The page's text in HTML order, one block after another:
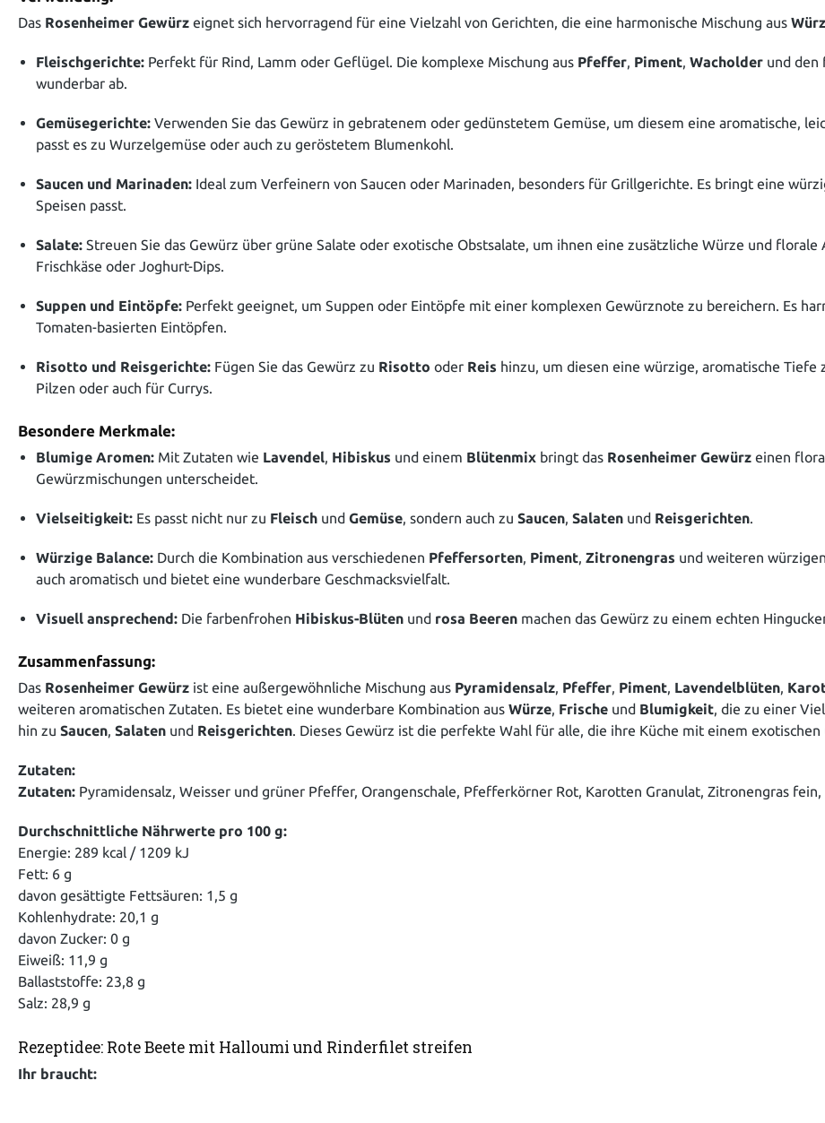
Das Rosenheimer Gewürz eignet sich hervorragend für eine Vielzahl von Gerichten, die eine harmonische Mischung aus
Fleischgerichte: Perfekt für Rind, Lamm oder Geflügel. Die komplexe Mischung aus Pfeffer, Piment, Wacholder und den
wunderbar ab.
Gemüsegerichte: Verwenden Sie das Gewürz in gebratenem oder gedünstetem Gemüse, um diesem eine aromatische,
passt es zu Wurzelgemüse oder auch zu geröstetem Blumenkohl.
Saucen und Marinaden: Ideal zum Verfeinern von Saucen oder Marinaden, besonders für Grillgerichte. Es bringt eine
Speisen passt.
Salate: Streuen Sie das Gewürz über grüne Salate oder exotische Obstsalate, um ihnen eine zusätzliche Würze und
Frischkäse oder Joghurt-Dips.
Suppen und Eintöpfe: Perfekt geeignet, um Suppen oder Eintöpfe mit einer komplexen Gewürznote zu bereichern. Es
Tomaten-basierten Eintöpfen.
Risotto und Reisgerichte: Fügen Sie das Gewürz zu Risotto oder Reis hinzu, um diesen eine würzige, aromatische
Pilzen oder auch für Currys.
Besondere Merkmale:
Blumige Aromen: Mit Zutaten wie Lavendel, Hibiskus und einem Blütenmix bringt das Rosenheimer Gewürz einen
Gewürzmischungen unterscheidet.
Vielseitigkeit: Es passt nicht nur zu Fleisch und Gemüse, sondern auch zu Saucen, Salaten und Reisgerichten.
Würzige Balance: Durch die Kombination aus verschiedenen Pfeffersorten, Piment, Zitronengras und weiteren
auch aromatisch und bietet eine wunderbare Geschmacksvielfalt.
Visuell ansprechend: Die farbenfrohen Hibiskus-Blüten und rosa Beeren machen das Gewürz zu einem echten
Zusammenfassung:
Das Rosenheimer Gewürz ist eine außergewöhnliche Mischung aus Pyramidensalz, Pfeffer, Piment, Lavendelblüten,
weiteren aromatischen Zutaten. Es bietet eine wunderbare Kombination aus Würze, Frische und Blumigkeit, die zu einer
hin zu Saucen, Salaten und Reisgerichten. Dieses Gewürz ist die perfekte Wahl für alle, die ihre Küche mit einem
Zutaten:
Zutaten: Pyramidensalz, Weisser und grüner Pfeffer, Orangenschale, Pfefferkörner Rot, Karotten Granulat, Zitronengras
Durchschnittliche Nährwerte pro 100 g:
Energie: 289 kcal / 1209 kJ
Fett: 6 g
davon gesättigte Fettsäuren: 1,5 g
Kohlenhydrate: 20,1 g
davon Zucker: 0 g
Eiweiß: 11,9 g
Ballaststoffe: 23,8 g
Salz: 28,9 g
Rezeptidee: Rote Beete mit Halloumi und Rinderfilet streifen
Ihr braucht: